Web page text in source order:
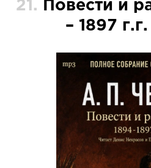
21.
Повести и
– 1897